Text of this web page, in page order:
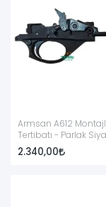
Armsan A612
Tertibatı - Parlak
2.340,00